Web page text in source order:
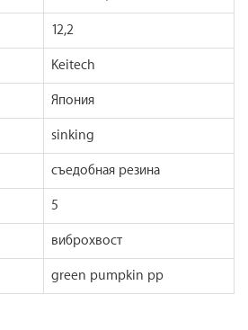
12,2
Keitech
Япония
sinking
съедобная резина
5
виброхвост
green pumpkin pp